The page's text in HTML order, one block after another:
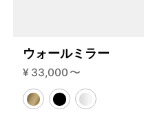
4459881365736 オーク/ス
46592216858856
200-3-
S.200.3.E.BL.BL
0
ウォールミラー
¥ 33,000 〜